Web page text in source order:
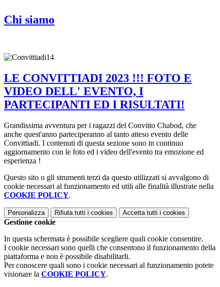
Chi siamo
LE CONVITTIADI 2023 !!! FOTO E
VIDEO DELL' EVENTO, I
PARTECIPANTI ED I RISULTATI!
Grandissima avventura per i ragazzi del Convitto Chabod, che
anche quest'anno parteciperanno al tanto atteso evento delle
Convittiadi. I contenuti di questa sezione sono in continuo
aggiornamento con le foto ed i video dell'evento tra emozione ed
esperienza !
Questo sito o gli strumenti terzi da questo utilizzati si avvalgono di
cookie necessari al funzionamento ed utili alle finalità illustrate nella
COOKIE POLICY.
Personalizza Rifiuta tutti i cookies Accetta tutti i cookies
Gestione cookie
In questa schermata è possibile scegliere quali cookie consentire.
I cookie necessari sono quelli che consentono il funzionamento della
piattaforma e non è possibile disabilitarli.
Per conoscere quali sono i cookie necessari al funzionamento potete
visionare la COOKIE POLICY.